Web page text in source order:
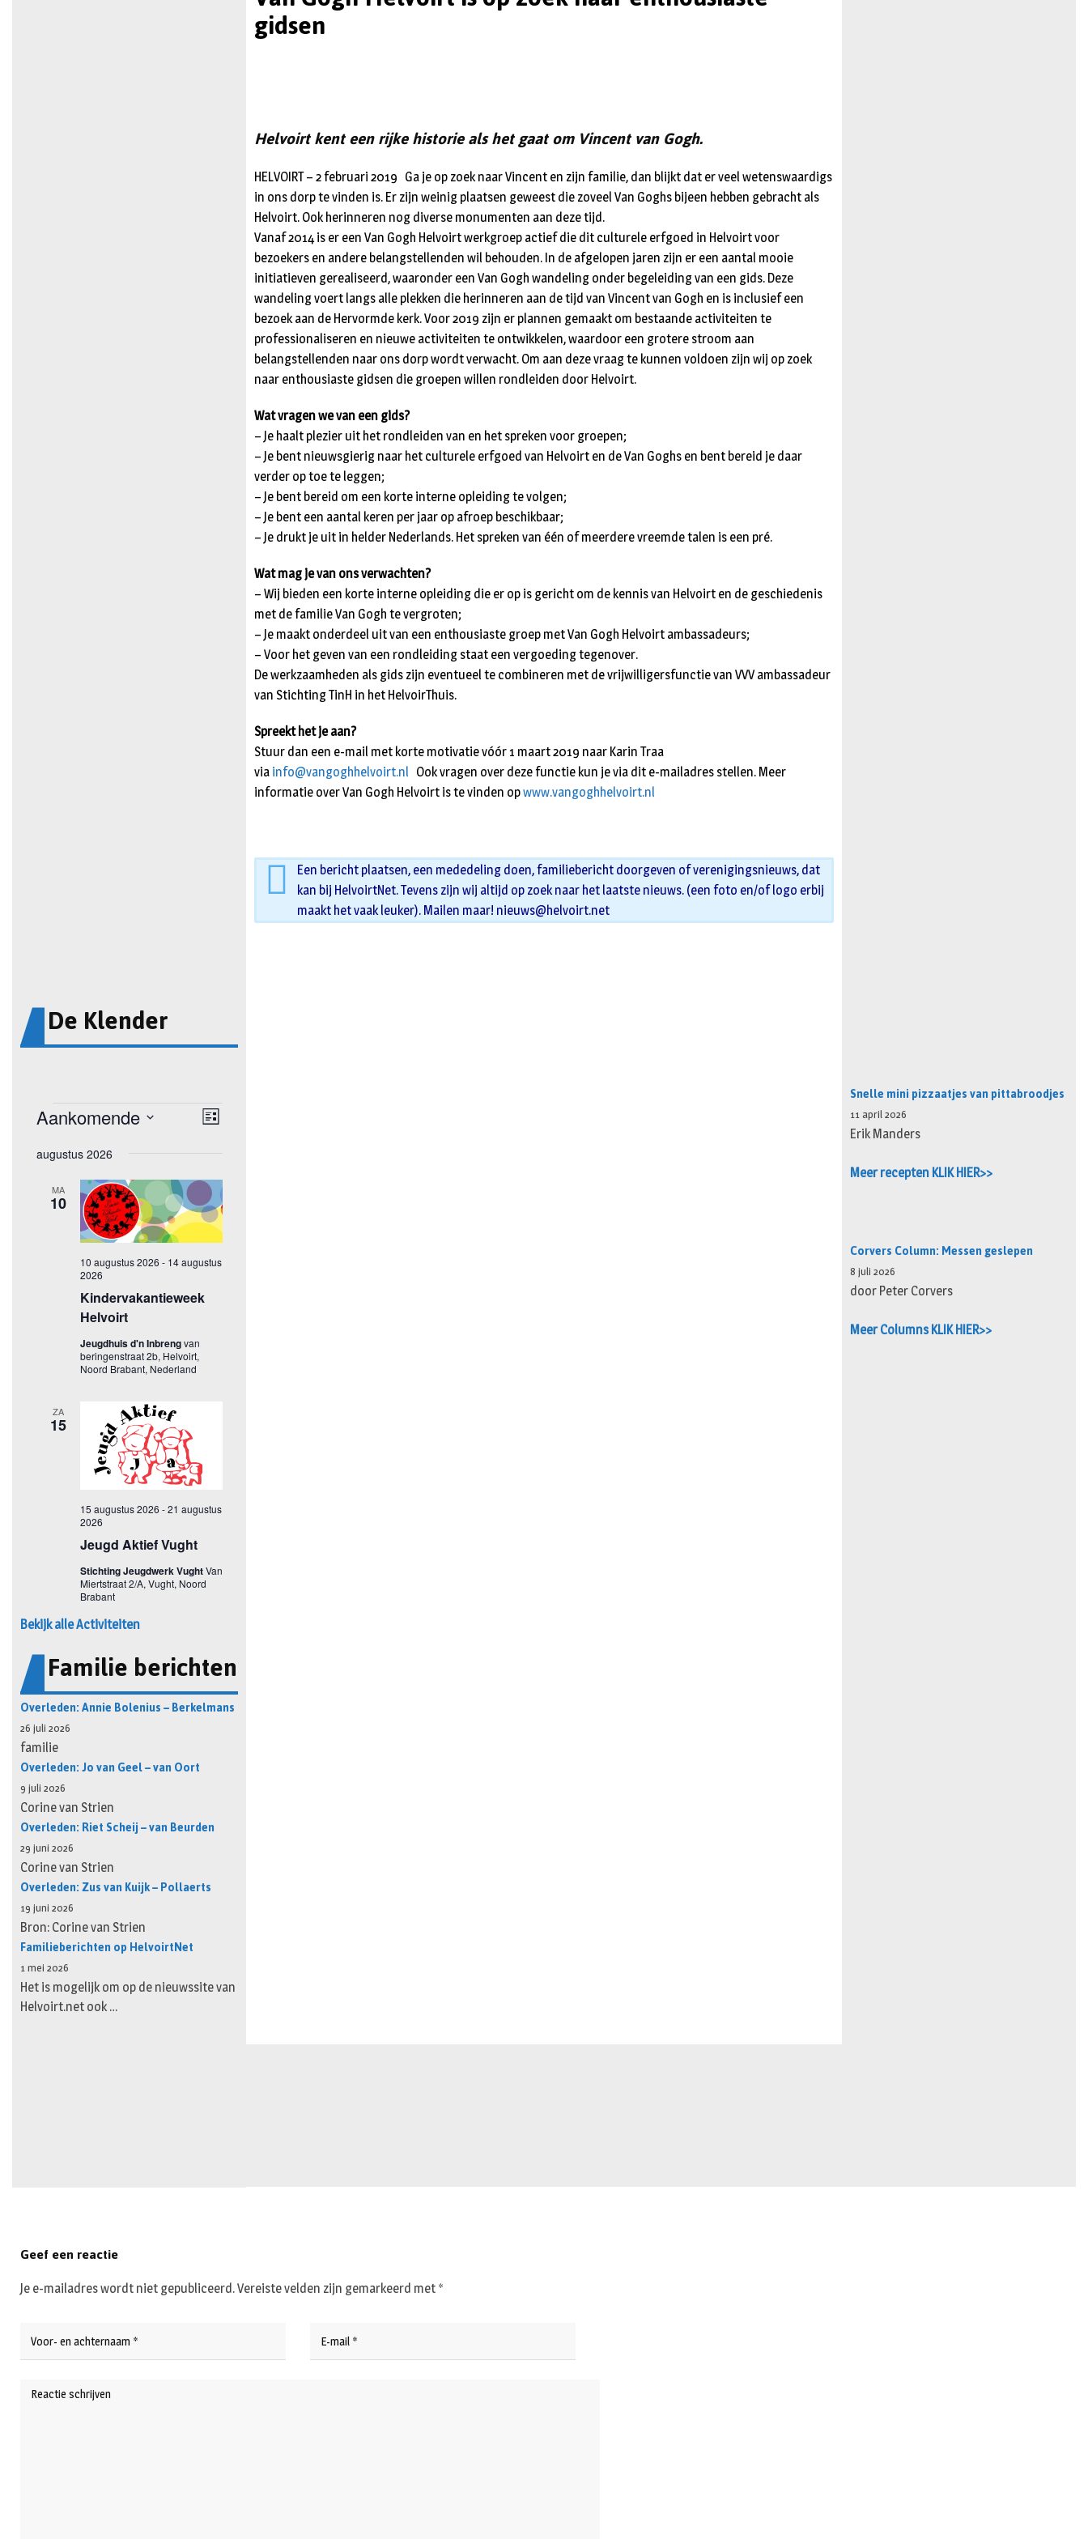
De Klender
Bekijk alle Activiteiten
Familie berichten
Overleden: Annie Bolenius – Berkelmans
26 juli 2026
familie
Overleden: Jo van Geel – van Oort
9 juli 2026
Corine van Strien
Overleden: Riet Scheij – van Beurden
29 juni 2026
Corine van Strien
Overleden: Zus van Kuijk – Pollaerts
19 juni 2026
Bron: Corine van Strien
Familieberichten op HelvoirtNet
1 mei 2026
Het is mogelijk om op de nieuwssite van
Helvoirt.net ook …
gidsen
Helvoirt kent een rijke historie als het gaat om Vincent van Gogh.
HELVOIRT – 2 februari 2019 Ga je op zoek naar Vincent en zijn familie, dan blijkt dat er veel wetenswaardigs
in ons dorp te vinden is. Er zijn weinig plaatsen geweest die zoveel Van Goghs bijeen hebben gebracht als
Helvoirt. Ook herinneren nog diverse monumenten aan deze tijd.
Vanaf 2014 is er een Van Gogh Helvoirt werkgroep actief die dit culturele erfgoed in Helvoirt voor
bezoekers en andere belangstellenden wil behouden. In de afgelopen jaren zijn er een aantal mooie
initiatieven gerealiseerd, waaronder een Van Gogh wandeling onder begeleiding van een gids. Deze
wandeling voert langs alle plekken die herinneren aan de tijd van Vincent van Gogh en is inclusief een
bezoek aan de Hervormde kerk. Voor 2019 zijn er plannen gemaakt om bestaande activiteiten te
professionaliseren en nieuwe activiteiten te ontwikkelen, waardoor een grotere stroom aan
belangstellenden naar ons dorp wordt verwacht. Om aan deze vraag te kunnen voldoen zijn wij op zoek
naar enthousiaste gidsen die groepen willen rondleiden door Helvoirt.
Wat vragen we van een gids?
– Je haalt plezier uit het rondleiden van en het spreken voor groepen;
– Je bent nieuwsgierig naar het culturele erfgoed van Helvoirt en de Van Goghs en bent bereid je daar
verder op toe te leggen;
– Je bent bereid om een korte interne opleiding te volgen;
– Je bent een aantal keren per jaar op afroep beschikbaar;
– Je drukt je uit in helder Nederlands. Het spreken van één of meerdere vreemde talen is een pré.
Wat mag je van ons verwachten?
– Wij bieden een korte interne opleiding die er op is gericht om de kennis van Helvoirt en de geschiedenis
met de familie Van Gogh te vergroten;
– Je maakt onderdeel uit van een enthousiaste groep met Van Gogh Helvoirt ambassadeurs;
– Voor het geven van een rondleiding staat een vergoeding tegenover.
De werkzaamheden als gids zijn eventueel te combineren met de vrijwilligersfunctie van VVV ambassadeur
van Stichting TinH in het HelvoirThuis.
Spreekt het je aan?
Stuur dan een e-mail met korte motivatie vóór 1 maart 2019 naar Karin Traa
via info@vangoghhelvoirt.nl Ook vragen over deze functie kun je via dit e-mailadres stellen. Meer
informatie over Van Gogh Helvoirt is te vinden opwww.vangoghhelvoirt.nl
Een bericht plaatsen, een mededeling doen, familiebericht doorgeven of verenigingsnieuws, dat
kan bij HelvoirtNet. Tevens zijn wij altijd op zoek naar het laatste nieuws. (een foto en/of logo erbij
maakt het vaak leuker). Mailen maar! nieuws@helvoirt.net
Snelle mini pizzaatjes van pittabroodjes
11 april 2026
Erik Manders
Meer recepten KLIK HIER>>
Corvers Column: Messen geslepen
8 juli 2026
door Peter Corvers
Meer Columns KLIK HIER>>
Geef een reactie
Je e-mailadres wordt niet gepubliceerd.Vereiste velden zijn gemarkeerd met *